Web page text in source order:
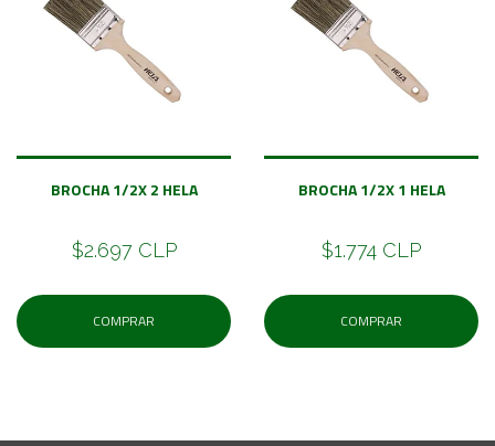
BROCHA 1/2X 2 HELA
$2.697 CLP
COMPRAR
BROCHA 1/2X 1 HELA
$1.774 CLP
COMPRAR